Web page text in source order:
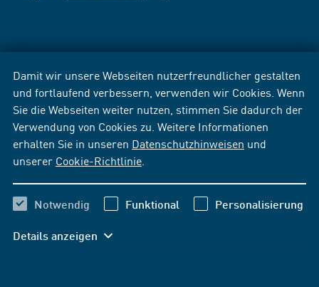
Damit wir unsere Webseiten nutzerfreundlicher gestalten
und fortlaufend verbessern, verwenden wir Cookies. Wenn
Sie die Webseiten weiter nutzen, stimmen Sie dadurch der
Verwendung von Cookies zu. Weitere Informationen
erhalten Sie in unseren Datenschutzhinweisen und
unserer Cookie-Richtlinie
Notwendig Funktional Personalisierung
Details anzeigen